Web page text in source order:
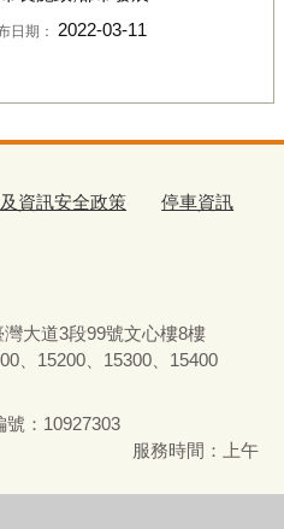
日期： 2022-03-11
資訊安全政策 停車資訊
大道3段99號文心樓8樓
、15200、15300、15400
號 ： 10927303
：上午